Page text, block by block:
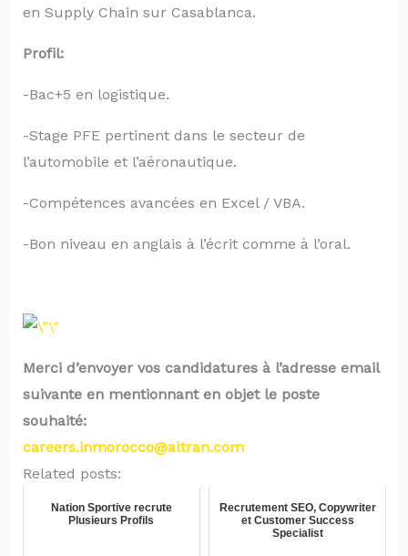
en Supply Chain sur Casablanca.
Profil:
-Bac+5 en logistique.
-Stage PFE pertinent dans le secteur de
l’automobile et l’aéronautique.
-Compétences avancées en Excel / VBA.
-Bon niveau en anglais à l’écrit comme à l’oral.
Merci d’envoyer vos candidatures à l’adresse email
suivante en mentionnant en objet le poste
souhaité:
careers.inmorocco@altran.com
Related posts:
Nation Sportive recrute
Plusieurs Profils
Recrutement SEO, Copywriter
et Customer Success
Specialist